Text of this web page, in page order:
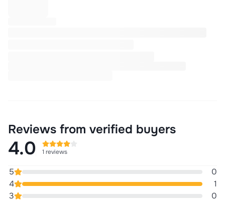
Reviews from verified buyers
4.0 1 reviews
5
0
4
1
3
0